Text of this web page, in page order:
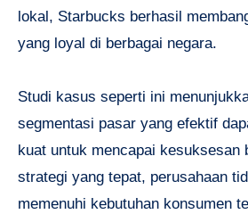
lokal, Starbucks berhasil
yang loyal di berbagai negara.
Studi kasus seperti ini
segmentasi pasar yang efektif
kuat untuk mencapai kesuksesan
strategi yang tepat, perusahaan
memenuhi kebutuhan konsumen